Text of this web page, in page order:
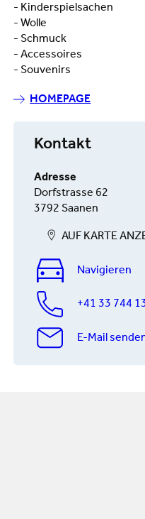
- Kinderspielsachen
- Wolle
- Schmuck
- Accessoires
- Souvenirs
HOMEPAGE
Kontakt
Adresse
Dorfstrasse 62
3792 Saanen
AUF KARTE
Navigieren
+41 33 744
E-Mail